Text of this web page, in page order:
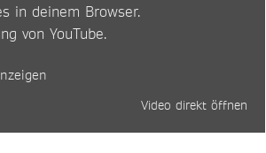
in deinem Browser.
von YouTube.
Video direkt öffnen